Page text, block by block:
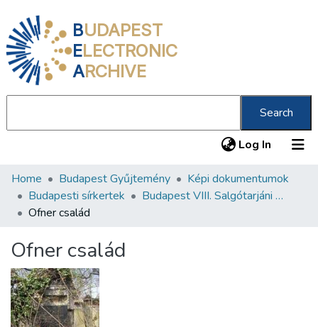
BUDAPEST
ELECTRONIC
ARCHIVE
Search
Log In (current)
Communities & Collections
All of DSpace
About us
Home Budapest Gyűjtemény
Képi dokumentumok
Budapesti sírkertek
Budapest VIII. Salgótarjáni úti Neológ Zsidó Temető
Ofner család
Ofner család